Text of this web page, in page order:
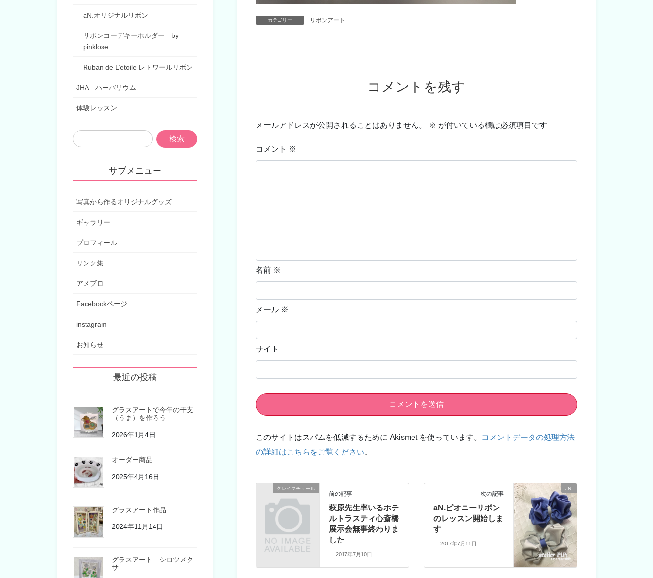
カテゴリー リボンアート
コメントを残す
メールアドレスが公開されることはありません。 ※ が付いている欄は必須項目です
コメント ※
名前 ※
メール ※
サイト
このサイトはスパムを低減するために Akismet を使っています。 コメントデータの処理方法
の詳細はこちらをご覧ください。
クレイクチュール
前の記事
萩原先生率いるホテ
ルトラスティ心斎橋
展示会無事終わりま
した
2017年7月10日
aN.
次の記事
aN.ピオニーリボン
のレッスン開始しま
す
2017年7月11日
aN.オリジナルリボン
リボンコーデキーホルダー by
pinklose
Ruban de L’etoile レトワールリボン
JHA ハーバリウム
体験レッスン
サブメニュー
写真から作るオリジナルグッズ
ギャラリー
プロフィール
リンク集
アメブロ
Facebookページ
instagram
お知らせ
最近の投稿
グラスアートで今年の干支
（うま）を作ろう
2026年1月4日
オーダー商品
2025年4月16日
グラスアート作品
2024年11月14日
グラスアート シロツメク
サ